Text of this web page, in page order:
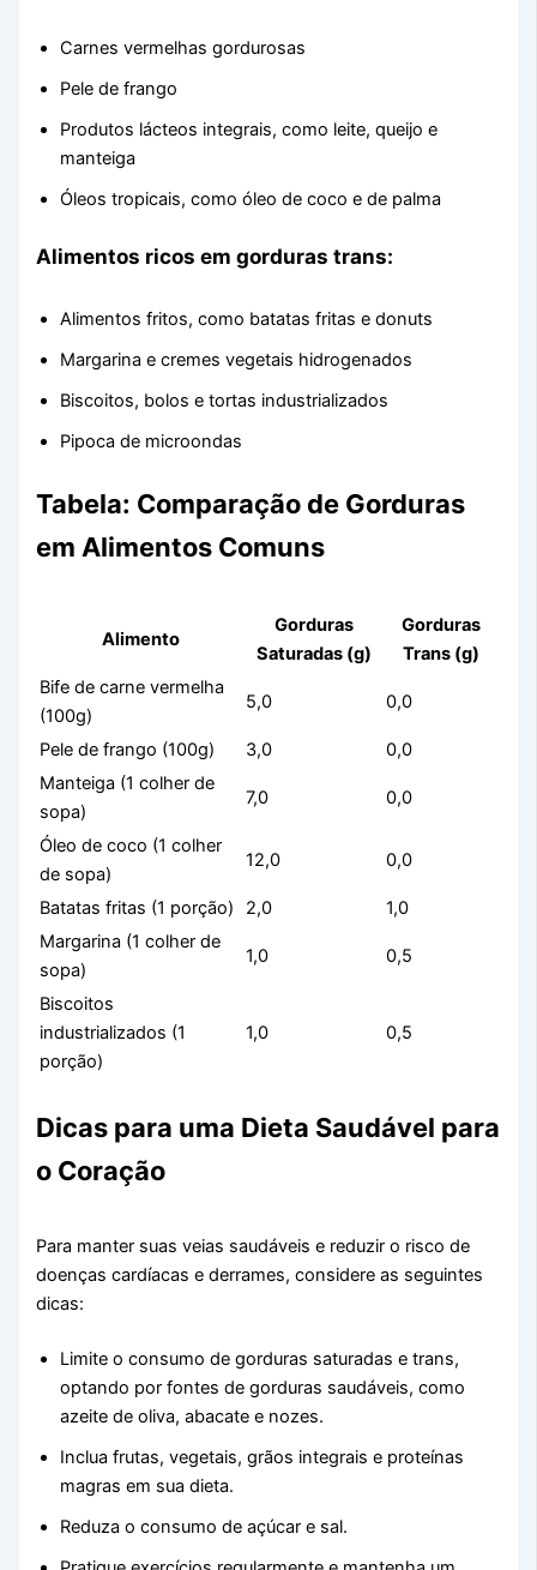
Carnes vermelhas gordurosas
Pele de frango
Produtos lácteos integrais, como leite, queijo e
manteiga
Óleos tropicais, como óleo de coco e de palma
Alimentos ricos em gorduras trans:
Alimentos fritos, como batatas fritas e donuts
Margarina e cremes vegetais hidrogenados
Biscoitos, bolos e tortas industrializados
Pipoca de microondas
Tabela: Comparação de Gorduras
em Alimentos Comuns
Alimento
Gorduras
Saturadas (g)
Gorduras
Trans (g)
Bife de carne vermelha
(100g)
5,0 0,0
Pele de frango (100g) 3,0
0,0
Manteiga (1 colher de
sopa)
7,0 0,0
Óleo de coco (1 colher
de sopa)
12,0 0,0
Batatas fritas (1 porção) 2,0
1,0
Margarina (1 colher de
sopa)
1,0 0,5
Biscoitos
industrializados (1
porção)
1,0 0,5
Dicas para uma Dieta Saudável para
o Coração
Para manter suas veias saudáveis e reduzir o risco de
doenças cardíacas e derrames, considere as seguintes
dicas:
Limite o consumo de gorduras saturadas e trans,
optando por fontes de gorduras saudáveis, como
azeite de oliva, abacate e nozes.
Inclua frutas, vegetais, grãos integrais e proteínas
magras em sua dieta.
Reduza o consumo de açúcar e sal.